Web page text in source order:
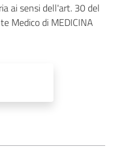
ai sensi dell'art. 30 del
Medico di MEDICINA